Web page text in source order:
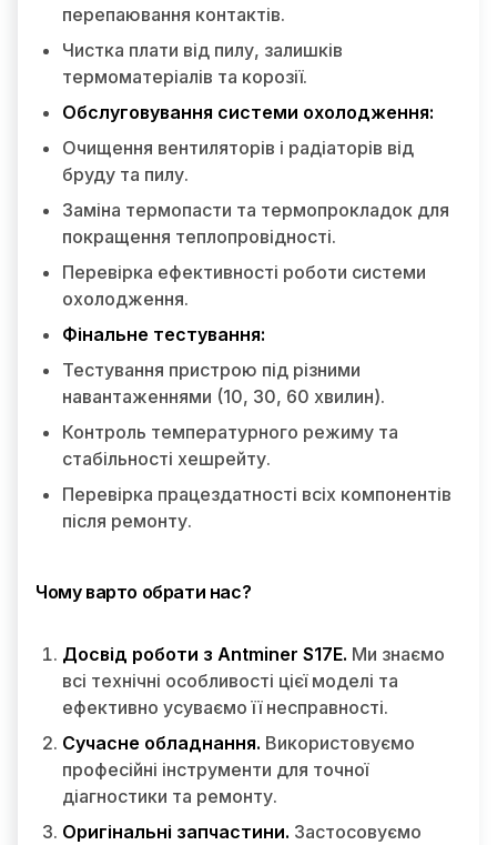
перепаювання контактів.
Чистка плати від пилу, залишків
термоматеріалів та корозії.
Обслуговування системи охолодження:
Очищення вентиляторів і радіаторів від
бруду та пилу.
Заміна термопасти та термопрокладок для
покращення теплопровідності.
Перевірка ефективності роботи системи
охолодження.
Фінальне тестування:
Тестування пристрою під різними
навантаженнями (10, 30, 60 хвилин).
Контроль температурного режиму та
стабільності хешрейту.
Перевірка працездатності всіх компонентів
після ремонту.
Чому варто обрати нас?
Досвід роботи з Antminer S17E. Ми знаємо
всі технічні особливості цієї моделі та
ефективно усуваємо її несправності.
Сучасне обладнання. Використовуємо
професійні інструменти для точної
діагностики та ремонту.
Оригінальні запчастини. Застосовуємо